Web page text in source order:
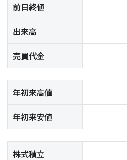
前日終値
出来高
売買代金
年初来高値
年初来安値
株式積立